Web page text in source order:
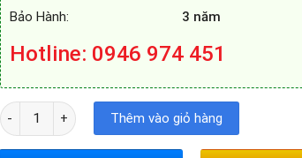
Bảo Hành: 3 năm
Hotline: 0946 974 451
BẾP TỪ KOCHER DIB4-889 số lượng
Thêm vào giỏ hàng